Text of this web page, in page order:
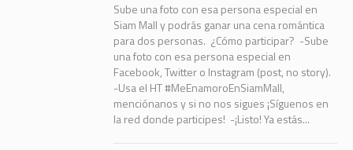
Sube una foto con esa persona especial en
Siam Mall y podrás ganar una cena romántica
para dos personas. ¿Cómo participar? -Sube
una foto con esa persona especial en
Facebook, Twitter o Instagram (post, no story).
-Usa el HT #MeEnamoroEnSiamMall,
menciónanos y si no nos sigues ¡Síguenos en
la red donde participes! -¡Listo! Ya estás...